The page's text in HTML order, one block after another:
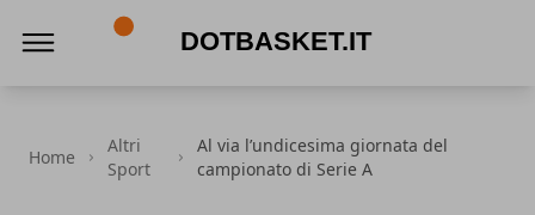
Home
Altri
Sport
Al via l’undicesima giornata del
campionato di Serie A